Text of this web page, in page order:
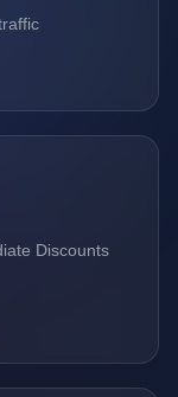
Discounts